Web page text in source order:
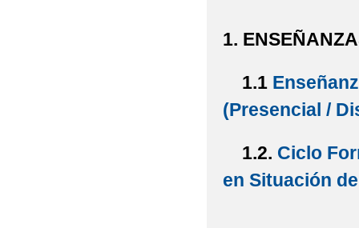
1.
1.1
(Presencial /
1.2. Ciclo
en Situación